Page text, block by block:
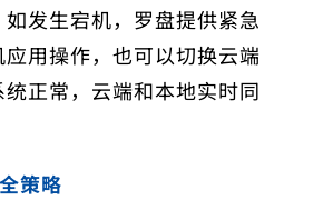
发生宕机，罗盘提供紧急
用操作，也可以切换云端
正常，云端和本地实时同
策略